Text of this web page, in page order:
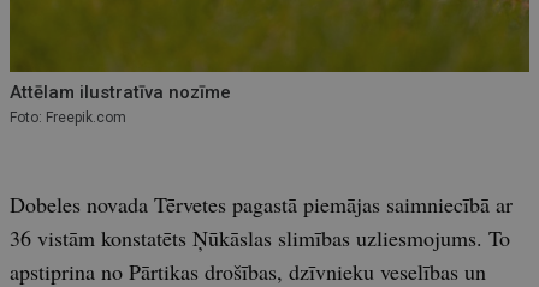
Attēlam ilustratīva nozīme
Foto: Freepik.com
Dobeles novada Tērvetes pagastā piemājas saimniecībā ar
36 vistām konstatēts Ņūkāslas slimības uzliesmojums. To
apstiprina no Pārtikas drošības, dzīvnieku veselības un